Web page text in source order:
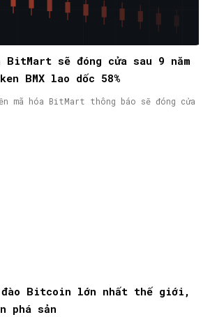
sẽ đóng cửa sau 9 năm
BMX lao dốc 58%
mã hóa BitMart thông báo sẽ đóng cửa
Bitcoin lớn nhất thế giới,
phá sản